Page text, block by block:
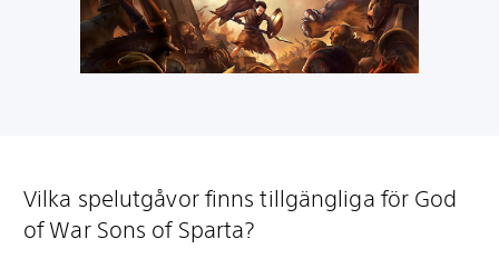
Vilka spelutgåvor finns tillgängliga för God
of War Sons of Sparta?